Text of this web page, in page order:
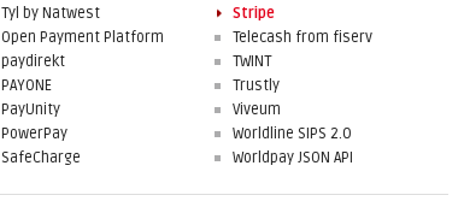
Tyl by Natwest
Open Payment Platform
paydirekt
PAYONE
PayUnity
PowerPay
SafeCharge
Stripe
Telecash from fiserv
TWINT
Trustly
Viveum
Worldline SIPS 2.0
Worldpay JSON API